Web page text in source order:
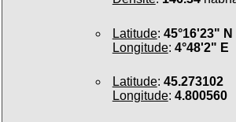
Latitude: 45°16'23" N
Longitude: 4°48'2" E
Latitude: 45.273102
Longitude: 4.800560